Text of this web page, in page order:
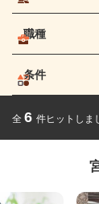
職種
条件
全 6 件ヒットしま